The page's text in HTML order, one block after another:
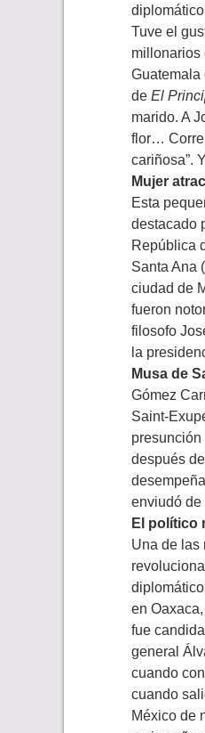
Tuve el
millonarios
Guatemala
de El
marido. A
flor…
cariñosa”.
Mujer
Esta
destacado
República
Santa Ana
ciudad de
fueron
filosofo
la
Musa de
Gómez
Saint-
presunción
después
enviudó de
El político
Una de las
en
fue
general
cuando
cuando
México de